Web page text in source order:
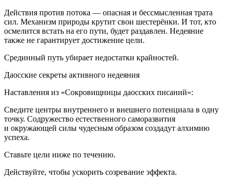
Действия против потока — опасная и бессмысленная трата
сил. Механизм природы крутит свои шестерёнки. И тот, кто
осмелится встать на его пути, будет раздавлен. Недеяние
также не гарантирует достижение цели.
Срединный путь убирает недостатки крайностей.
Даосские секреты активного недеяния
Наставления из «Сокровищницы даосских писаний»:
Сведите центры внутреннего и внешнего потенциала в одну
точку. Содружество естественного саморазвития
и окружающей силы чудесным образом создадут алхимию
успеха.
Ставьте цели ниже по течению.
Действуйте, чтобы ускорить созревание эффекта.